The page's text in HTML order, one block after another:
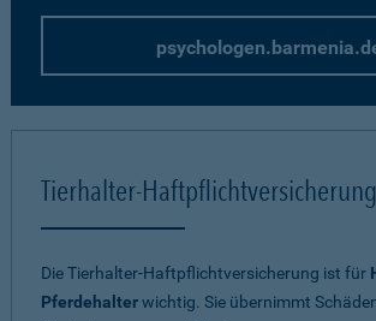
Tierhalter-Haftpflichtversicherung
Die Tierhalter-Haftpflichtversicherung ist für
Pferdehalterwichtig. Sie übernimmt